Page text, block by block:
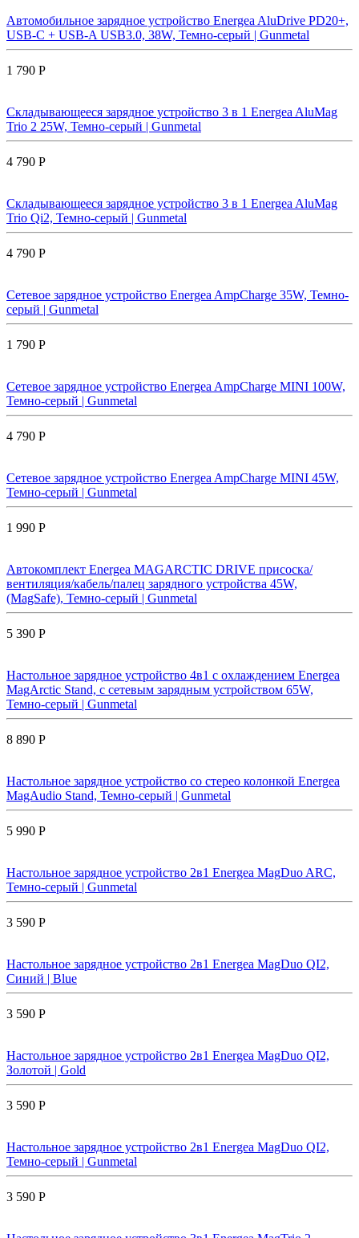
Автомобильное зарядное устройство Energea AluDrive PD20+,
USB-C + USB-A USB3.0, 38W, Темно-серый | Gunmetal
1 790 Р
Складывающееся зарядное устройство 3 в 1 Energea AluMag
Trio 2 25W, Темно-серый | Gunmetal
4 790 Р
Складывающееся зарядное устройство 3 в 1 Energea AluMag
Trio Qi2, Темно-серый | Gunmetal
4 790 Р
Сетевое зарядное устройство Energea AmpCharge 35W, Темно-
серый | Gunmetal
1 790 Р
Сетевое зарядное устройство Energea AmpCharge MINI 100W,
Темно-серый | Gunmetal
4 790 Р
Сетевое зарядное устройство Energea AmpCharge MINI 45W,
Темно-серый | Gunmetal
1 990 Р
Автокомплект Energea MAGARCTIC DRIVE присоска/
вентиляция/кабель/палец зарядного устройства 45W,
(MagSafe), Темно-серый | Gunmetal
5 390 Р
Настольное зарядное устройство 4в1 с охлаждением Energea
MagArctic Stand, с сетевым зарядным устройством 65W,
Темно-серый | Gunmetal
8 890 Р
Настольное зарядное устройство со стерео колонкой Energea
MagAudio Stand, Темно-серый | Gunmetal
5 990 Р
Настольное зарядное устройство 2в1 Energea MagDuo ARC,
Темно-серый | Gunmetal
3 590 Р
Настольное зарядное устройство 2в1 Energea MagDuo QI2,
Синий | Blue
3 590 Р
Настольное зарядное устройство 2в1 Energea MagDuo QI2,
Золотой | Gold
3 590 Р
Настольное зарядное устройство 2в1 Energea MagDuo QI2,
Темно-серый | Gunmetal
3 590 Р